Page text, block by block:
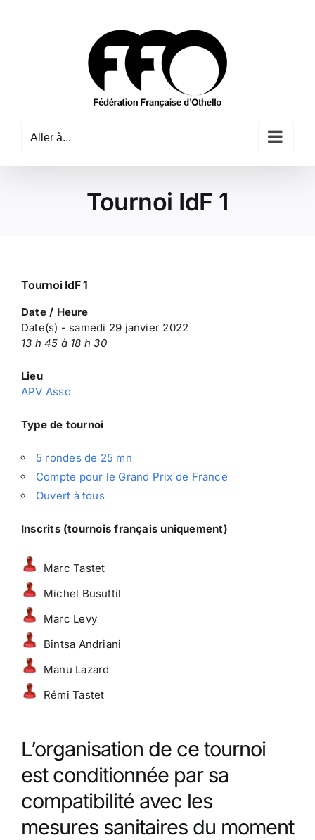
Aller à...
Tournoi IdF 1
Tournoi IdF 1
Date / Heure
Date(s) - samedi 29 janvier 2022
13 h 45 à 18 h 30
Lieu
APV Asso
Type de tournoi
5 rondes de 25 mn
Compte pour le Grand Prix de France
Ouvert à tous
Inscrits (tournois français uniquement)
Marc Tastet
Michel Busuttil
Marc Levy
Bintsa Andriani
Manu Lazard
Rémi Tastet
L’organisation de ce tournoi
est conditionnée par sa
compatibilité avec les
mesures sanitaires du moment